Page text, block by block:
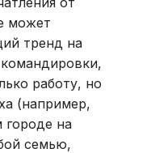
может
тренд на
работу, но
(например,
городе на
семью,